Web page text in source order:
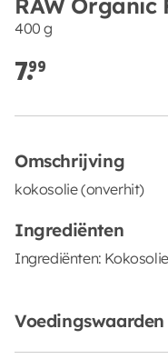
400 g
7.99
Omschrijving
kokosolie (onverhit)
Ingrediënten
Ingrediënten:
Voedingswaarden